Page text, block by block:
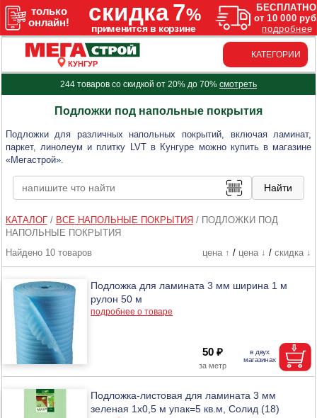
КУНГУР
КАТЕГОРИИ
244 товаров со скидкой от 20% до 70% смотреть
Подложки под напольные покрытия
Подложки для различных напольных покрытий, включая ламинат,
паркет, линолеум и плитку LVT в Кунгуре можно купить в магазине
«Мегастрой».
КАТАЛОГ/ ВСЕ НАПОЛЬНЫЕ ПОКРЫТИЯ / ПОДЛОЖКИ ПОД
НАПОЛЬНЫЕ ПОКРЫТИЯ
Найдено 10 товаров
цена ↑ / цена ↓ / скидка ↓
Подложка для ламината 3 мм ширина 1 м
рулон 50 м
подробнее о товаре
50 ₽
Подложка-листовая для ламината 3 мм
зеленая 1х0,5 м упак=5 кв.м, Солид (18)